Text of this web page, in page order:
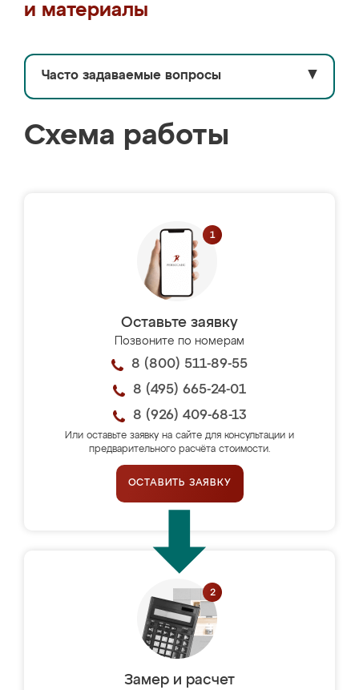
и материалы
Часто задаваемые вопросы ▼
Схема работы
Оставьте заявку
Позвоните по номерам
8 (800) 511-89-55
8 (495) 665-24-01
8 (926) 409-68-13
Или оставьте заявку на сайте для консультации и
предварительного расчёта стоимости.
ОСТАВИТЬ ЗАЯВКУ
Замер и расчет